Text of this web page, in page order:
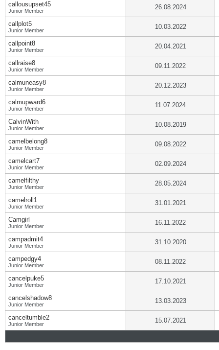
callousupset45
Junior Member 26.08.2024
callplot5
Junior Member 10.03.2022
callpoint8
Junior Member 20.04.2021
callraise8
Junior Member 09.11.2022
calmuneasy8
Junior Member 20.12.2023
calmupward6
Junior Member 11.07.2024
CalvinWith
Junior Member 10.08.2019
camelbelong8
Junior Member 09.08.2022
camelcart7
Junior Member 02.09.2024
camelfilthy
Junior Member 28.05.2024
camelroll1
Junior Member 31.01.2021
Camgirl
Junior Member 16.11.2022
campadmit4
Junior Member 31.10.2020
campedgy4
Junior Member 08.11.2022
cancelpuke5
Junior Member 17.10.2021
cancelshadow8
Junior Member 13.03.2023
canceltumble2
Junior Member 15.07.2021